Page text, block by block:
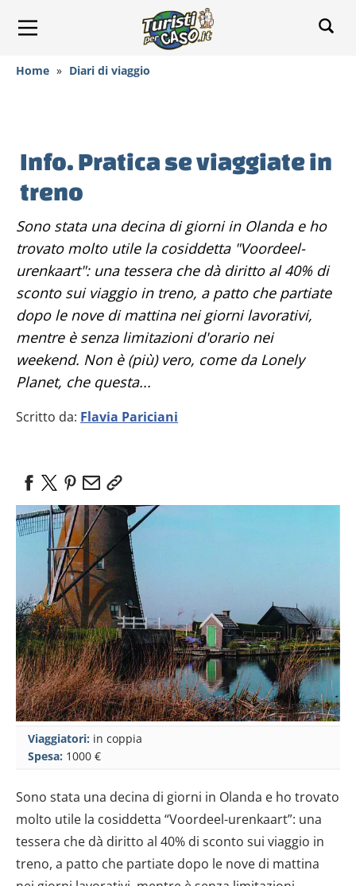
Home » Diari di viaggio
Info. Pratica se viaggiate in
treno
Sono stata una decina di giorni in Olanda e ho
trovato molto utile la cosiddetta "Voordeel-
urenkaart": una tessera che dà diritto al 40% di
sconto sui viaggio in treno, a patto che partiate
dopo le nove di mattina nei giorni lavorativi,
mentre è senza limitazioni d'orario nei
weekend. Non è (più) vero, come da Lonely
Planet, che questa...
Scritto da: Flavia Pariciani
Viaggiatori: in coppia
Spesa: 1000 €
Sono stata una decina di giorni in Olanda e ho trovato
molto utile la cosiddetta “Voordeel-urenkaart”: una
tessera che dà diritto al 40% di sconto sui viaggio in
treno, a patto che partiate dopo le nove di mattina